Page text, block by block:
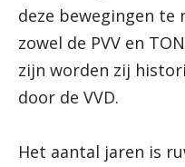
deze bewegingen te
zowel de PVV en
zijn worden zij
door de VVD.
Het aantal jaren is